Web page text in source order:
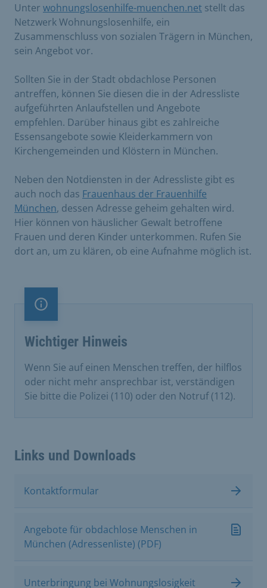
Unter wohnungslosenhilfe-muenchen.net stellt das
Netzwerk Wohnungslosenhilfe, ein
Zusammenschluss von sozialen Trägern in München,
sein Angebot vor.
Sollten Sie in der Stadt obdachlose Personen
antreffen, können Sie diesen die in der Adressliste
aufgeführten Anlaufstellen und Angebote
empfehlen. Darüber hinaus gibt es zahlreiche
Essensangebote sowie Kleiderkammern von
Kirchengemeinden und Klöstern in München.
Neben den Notdiensten in der Adressliste gibt es
auch noch das Frauenhaus der Frauenhilfe
München, dessen Adresse geheim gehalten wird.
Hier können von häuslicher Gewalt betroffene
Frauen und deren Kinder unterkommen. Rufen Sie
dort an, um zu klären, ob eine Aufnahme möglich ist.
Information
Wichtiger Hinweis
Wenn Sie auf einen Menschen treffen, der hilflos
oder nicht mehr ansprechbar ist, verständigen
Sie bitte die Polizei (110) oder den Notruf (112).
Links und Downloads
Kontaktformular
Angebote für obdachlose Menschen in
München (Adressenliste) (PDF)
Unterbringung bei Wohnungslosigkeit